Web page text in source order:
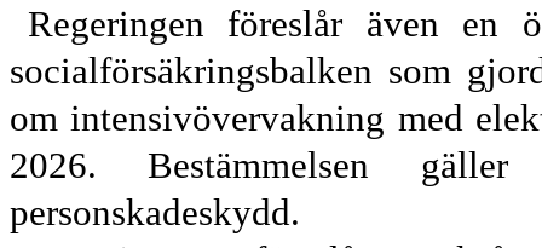
Regeringen föreslår även en
socialförsäkringsbalken som
om intensivövervakning med
2026. Bestämmelsen
personskadeskydd.